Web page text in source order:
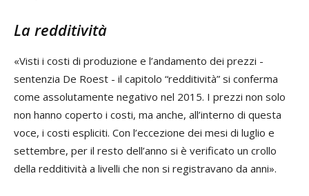
La redditività
«Visti i costi di produzione e l’andamento dei prezzi -
sentenzia De Roest - il capitolo “redditività” si conferma
come assolutamente negativo nel 2015. I prezzi non solo
non hanno coperto i costi, ma anche, all’interno di questa
voce, i costi espliciti. Con l’eccezione dei mesi di luglio e
settembre, per il resto dell’anno si è verificato un crollo
della redditività a livelli che non si registravano da anni».